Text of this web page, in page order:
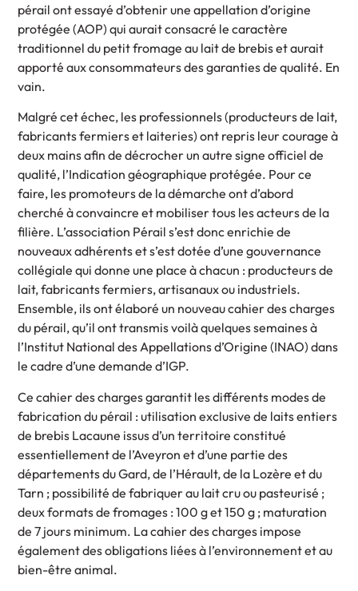
pérail ont essayé d’obtenir une appellation d’origine
protégée (AOP) qui aurait consacré le caractère
traditionnel du petit fromage au lait de brebis et aurait
apporté aux consommateurs des garanties de qualité. En
vain.
Malgré cet échec, les professionnels (producteurs de lait,
fabricants fermiers et laiteries) ont repris leur courage à
deux mains afin de décrocher un autre signe officiel de
qualité, l’Indication géographique protégée. Pour ce
faire, les promoteurs de la démarche ont d’abord
cherché à convaincre et mobiliser tous les acteurs de la
filière. L’association Pérail s’est donc enrichie de
nouveaux adhérents et s’est dotée d’une gouvernance
collégiale qui donne une place à chacun : producteurs de
lait, fabricants fermiers, artisanaux ou industriels.
Ensemble, ils ont élaboré un nouveau cahier des charges
du pérail, qu’il ont transmis voilà quelques semaines à
l’Institut National des Appellations d’Origine (INAO) dans
le cadre d’une demande d’IGP.
Ce cahier des charges garantit les différents modes de
fabrication du pérail : utilisation exclusive de laits entiers
de brebis Lacaune issus d’un territoire constitué
essentiellement de l’Aveyron et d’une partie des
départements du Gard, de l’Hérault, de la Lozère et du
Tarn ; possibilité de fabriquer au lait cru ou pasteurisé ;
deux formats de fromages : 100 g et 150 g ; maturation
de 7 jours minimum. La cahier des charges impose
également des obligations liées à l’environnement et au
bien-être animal.